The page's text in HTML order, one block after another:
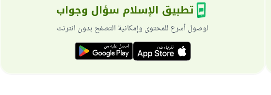
تطبيق الإسلام سؤال وجواب
لوصول أسرع للمحتوى وإمكانية التصفح بدون انترنت